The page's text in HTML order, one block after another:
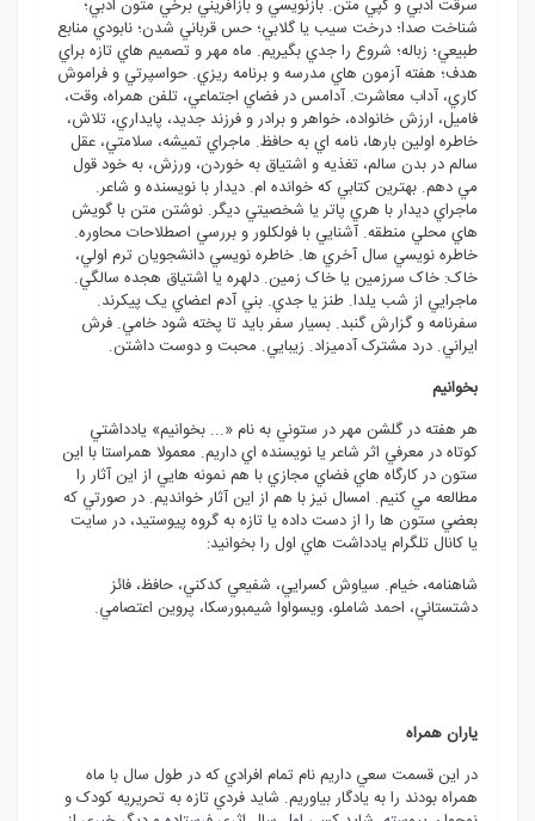
سرقت ادبي و کپي متن. بازنويسي و بازآفريني برخي متون ادبي؛
شناخت صدا؛ درخت سيب يا گلابي؛ حس قرباني شدن؛ نابودي منابع
طبيعي؛ زباله؛ شروع را جدي بگيريم. ماه مهر و تصميم هاي تازه براي
هدف؛ هفته آزمون هاي مدرسه و برنامه ريزي. حواسپرتي و فراموش
کاري، آداب معاشرت. آدامس در فضاي اجتماعي، تلفن همراه، وقت،
فاميل، ارزش خانواده، خواهر و برادر و فرزند جديد، پايداري، تلاش،
خاطره اولين بارها، نامه اي به حافظ. ماجراي تميشه، سلامتي، عقل
سالم در بدن سالم، تغذيه و اشتياق به خوردن، ورزش، به خود قول
مي دهم. بهترين کتابي که خوانده ام. ديدار با نويسنده و شاعر.
ماجراي ديدار با هري پاتر يا شخصيتي ديگر. نوشتن متن با گويش
هاي محلي منطقه. آشنايي با فولکلور و بررسي اصطلاحات محاوره.
خاطره نويسي سال آخري ها. خاطره نويسي دانشجويان ترم اولي،
خاک: خاک سرزمين يا خاک زمين. دلهره يا اشتياق هجده سالگي.
ماجرايي از شب يلدا. طنز يا جدي. بني آدم اعضاي يک پيکرند.
سفرنامه و گزارش گنبد. بسيار سفر بايد تا پخته شود خامي. فرش
ايراني. درد مشترک آدميزاد. زيبايي. محبت و دوست داشتن.
بخوانيم
هر هفته در گلشن مهر در ستوني به نام «... بخوانيم» يادداشتي
کوتاه در معرفي اثر شاعر يا نويسنده اي داريم. معمولا همراستا با اين
ستون در کارگاه هاي فضاي مجازي با هم نمونه هايي از اين آثار را
مطالعه مي کنيم. امسال نيز با هم از اين آثار خوانديم. در صورتي که
بعضي ستون ها را از دست داده يا تازه به گروه پيوستيد، در سايت
يا کانال تلگرام يادداشت هاي اول را بخوانيد:
شاهنامه، خيام. سياوش کسرايي، شفيعي کدکني، حافظ، فائز
دشتستاني، احمد شاملو، ويسواوا شيمبورسکا، پروين اعتصامي.
ياران همراه
در اين قسمت سعي داريم نام تمام افرادي که در طول سال با ماه
همراه بودند را به يادگار بياوريم. شايد فردي تازه به تحريريه کودک و